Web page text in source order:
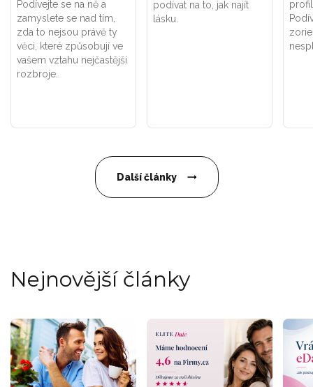
Podívejte se na ně a
zamyslete se nad tím,
zda to nejsou právě ty
věci, které způsobují ve
vašem vztahu nejčastější
rozbroje.
podívat na to, jak najít
lásku.
Další články
Nejnovější články